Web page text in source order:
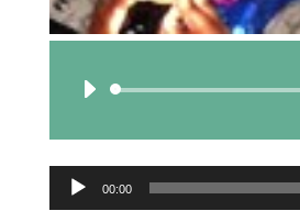
Lecteur
Lecteur
00:00